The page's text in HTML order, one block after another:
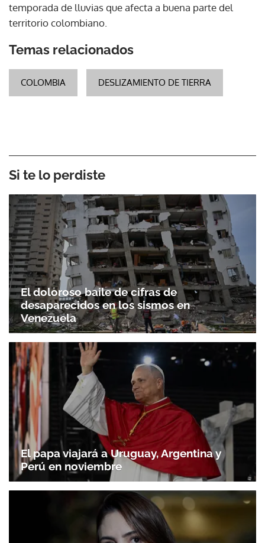
temporada de lluvias que afecta a buena parte del
territorio colombiano.
Temas relacionados
COLOMBIA DESLIZAMIENTO DE TIERRA
Si te lo perdiste
El doloroso baile de cifras de
desaparecidos en los sismos en
Venezuela
El papa viajará a Uruguay, Argentina y
Perú en noviembre